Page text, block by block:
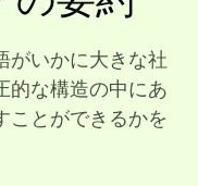
がいかに大きな社
的な構造の中にあ
ことができるかを